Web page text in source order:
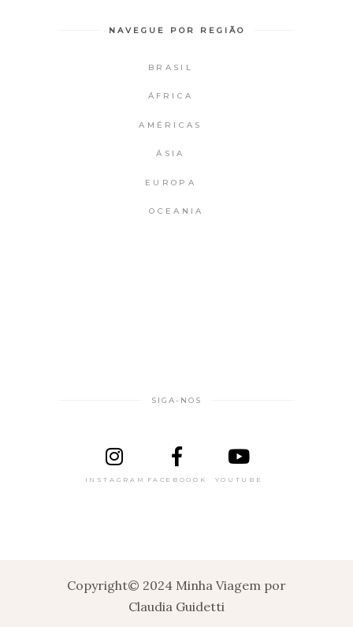
NAVEGUE POR REGIÃO
BRASIL
ÁFRICA
AMÉRICAS
ÁSIA
EUROPA
OCEANIA
SIGA-NOS
INSTAGRAM FACEBOOOK YOUTUBE
Copyright© 2024 Minha Viagem por
Claudia Guidetti